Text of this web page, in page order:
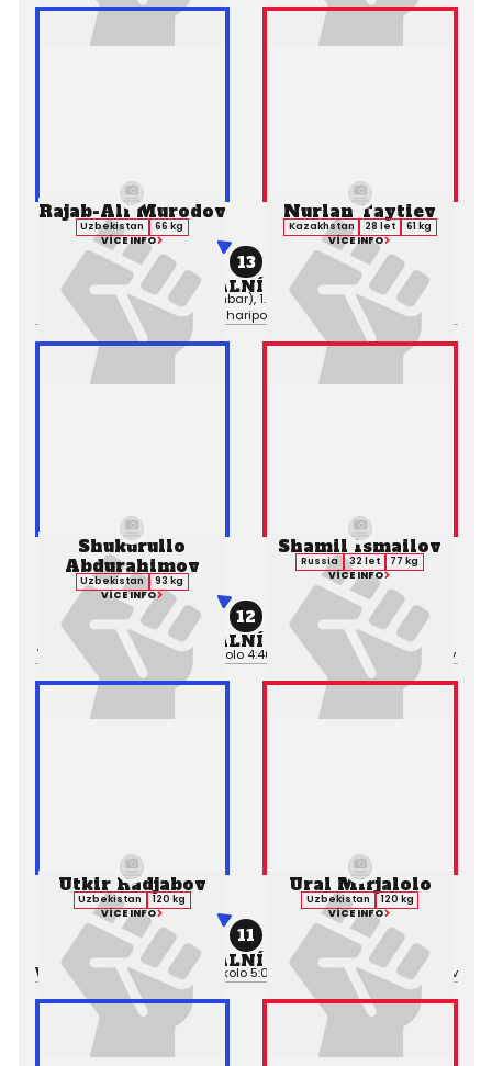
Rajab-Ali Murodov
Uzbekistan
66 kg
VÍCE INFO
13
PROFESIONÁLNÍ ZÁPAS MMA
Výsledek:Submission (Armbar), 1. kolo 1:05,Rozhodčí:Izzatilo
Sharipov
Nurlan Taytiev
Kazakhstan 28 let
61 kg
VÍCE INFO
Shukurullo
Abdurahimov
Uzbekistan
93 kg
VÍCE INFO
12
PROFESIONÁLNÍ ZÁPAS MMA
Výsledek: TKO (Punches), 1. kolo 4:46, Rozhodčí: Izzatilo Sharipov
Shamil Ismailov
Russia 32 let
77 kg
VÍCE INFO
Utkir Radjabov
Uzbekistan
120 kg
VÍCE INFO
11
PROFESIONÁLNÍ ZÁPAS MMA
Výsledek:Decision (Split), 3. kolo 5:00, Rozhodčí: Davud Mirsaliev
Ural Mirjalolo
Uzbekistan
120 kg
VÍCE INFO